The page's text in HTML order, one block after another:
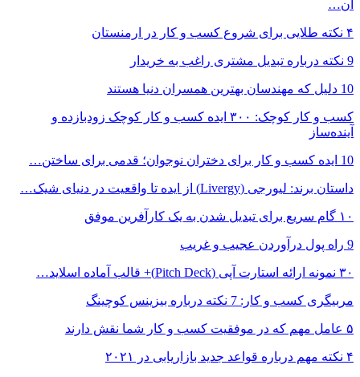
آن…
۴ نکته طلایی برای شروع کسب و کار در ارمنستان
9 نکته درباره تبدیل مشتری راغب به خریدار
10 دلیل که مهندسان بهترین همسران دنیا هستند
کسب و کار کوچک: ۳۰۰ ایده کسب و کار کوچک زودبازده و
آینده‌ساز
10 ایده کسب و کار برای دختران نوجوان؛ قدمی برای ساختن…
داستان برند: لیورجی (Livergy) از ایده تا واقعیت در دنیای شیک…
۱۰ گام سریع برای تبدیل شدن به یک کارآفرین موفق
9 راه پول درآوردن عجیب و غریب
۳۰ نمونه ارائه استارت آپی (Pitch Deck)+ قالب آماده اسلاید…
مربیگری کسب و کار: 7 نکته درباره بیزینس کوچینگ
۵ عامل مهم که در موفقیت کسب و کار شما نقش دارند
۴ نکته مهم درباره قواعد جدید بازاریابی در ۲۰۲۱